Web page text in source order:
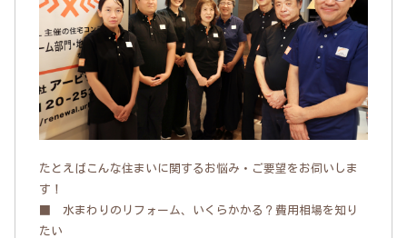
たとえばこんな住まいに関するお悩み・ご要望をお伺いしま
す！
■ 水まわりのリフォーム、いくらかかる？費用相場を知り
たい